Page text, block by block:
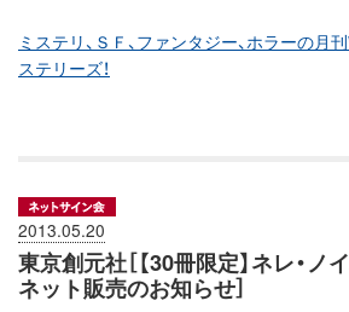
ミステリ、ＳＦ、ファンタジー、ホラーの月
ステリーズ！
2013.05.20
東京創元社［【30冊限定】ネレ・
ネット販売のお知らせ］